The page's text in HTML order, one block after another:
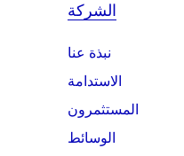
الشركة
نبذة عنا
الاستدامة
المستثمرون
الوسائط